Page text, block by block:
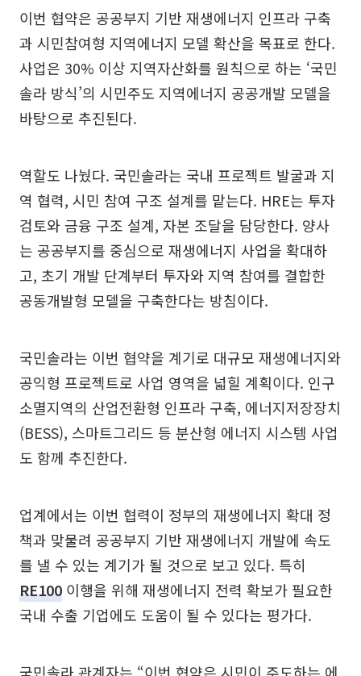
이번 협약은 공공부지 기반 재생에너지 인프라 구축
과 시민참여형 지역에너지 모델 확산을 목표로 한다.
사업은 30% 이상 지역자산화를 원칙으로 하는 ‘국민
솔라 방식’의 시민주도 지역에너지 공공개발 모델을
바탕으로 추진된다.
역할도 나눴다. 국민솔라는 국내 프로젝트 발굴과 지
역 협력, 시민 참여 구조 설계를 맡는다. HRE는 투자
검토와 금융 구조 설계, 자본 조달을 담당한다. 양사
는 공공부지를 중심으로 재생에너지 사업을 확대하
고, 초기 개발 단계부터 투자와 지역 참여를 결합한
공동개발형 모델을 구축한다는 방침이다.
국민솔라는 이번 협약을 계기로 대규모 재생에너지와
공익형 프로젝트로 사업 영역을 넓힐 계획이다. 인구
소멸지역의 산업전환형 인프라 구축, 에너지저장장치
(BESS), 스마트그리드 등 분산형 에너지 시스템 사업
도 함께 추진한다.
업계에서는 이번 협력이 정부의 재생에너지 확대 정
책과 맞물려 공공부지 기반 재생에너지 개발에 속도
를 낼 수 있는 계기가 될 것으로 보고 있다. 특히
RE100 이행을 위해 재생에너지 전력 확보가 필요한
국내 수출 기업에도 도움이 될 수 있다는 평가다.